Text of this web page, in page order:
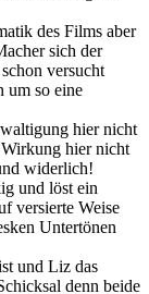
des Films aber
sich der
versucht
um so eine
hier nicht
hier nicht
widerlich!
und löst ein
versierte Weise
Untertönen
und Liz das
denn beide